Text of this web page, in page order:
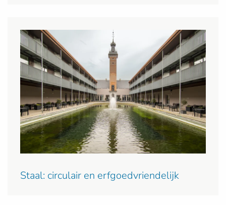
Staal: circulair en erfgoedvriendelijk